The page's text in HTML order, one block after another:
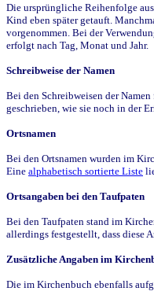
Die ursprüngliche Reihenfolge
Kind eben später getauft.
vorgenommen. Bei der
erfolgt nach Tag, Monat und Jahr.
Schreibweise der Namen
Bei den Schreibweisen der
geschrieben, wie sie noch in der
Ortsnamen
Bei den Ortsnamen wurden im
Eine alphabetisch sortierte Liste
Ortsangaben bei den Taufpaten
Bei den Taufpaten stand im
allerdings festgestellt, dass diese
Zusätzliche Angaben im
Die im Kirchenbuch ebenfalls